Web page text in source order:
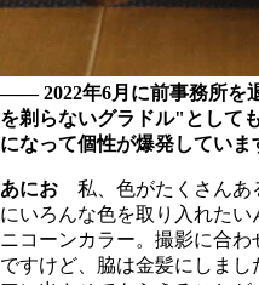
―― 2022年6月に前事務所を
を剃らないグラドル"として
になって個性が爆発していま
あにお 私、色がたくさんあ
にいろんな色を取り入れた
ニコーンカラー。撮影に合
ですけど、脇は金髪にしま